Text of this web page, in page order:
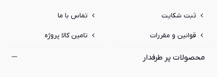
ثبت شکایت
قوانین و مقررات
تماس با ما
تامین کالا پروژه
محصولات پر طرفدار